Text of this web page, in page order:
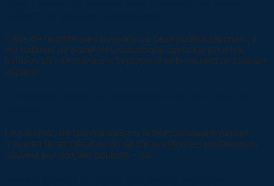
Dans de nombreuses maisons ou lieux publics japonais, il
est habituel de porter des chaussons spéciaux pour les
toilettes afin de préserver la propreté et le respect de chaque
espace.
Le panneau de commandes ou la télécommande permet
d’ajuster la température du jet d’eau selon les préférences,
souvent par simples boutons + ou -.